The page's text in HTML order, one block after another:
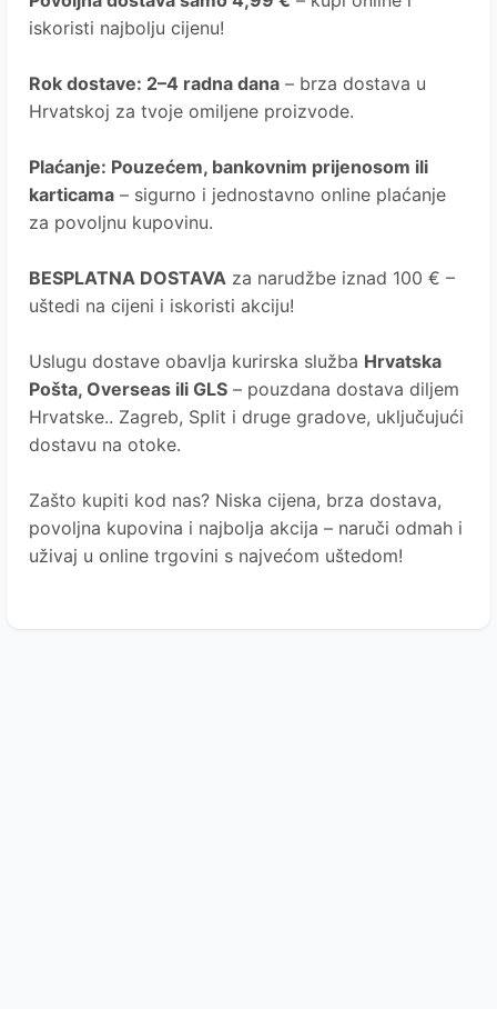
iskoristi najbolju cijenu!
Rok dostave: 2–4 radna dana – brza dostava u
Hrvatskoj za tvoje omiljene proizvode.
Plaćanje: Pouzećem, bankovnim prijenosom ili
karticama – sigurno i jednostavno online plaćanje
za povoljnu kupovinu.
BESPLATNA DOSTAVA za narudžbe iznad 100 € –
uštedi na cijeni i iskoristi akciju!
Uslugu dostave obavlja kurirska služba Hrvatska
Pošta, Overseas ili GLS – pouzdana dostava diljem
Hrvatske.. Zagreb, Split i druge gradove, uključujući
dostavu na otoke.
Zašto kupiti kod nas? Niska cijena, brza dostava,
povoljna kupovina i najbolja akcija – naruči odmah i
uživaj u online trgovini s najvećom uštedom!